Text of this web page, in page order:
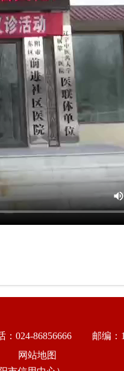
：024-86856666
邮编：
网站地图